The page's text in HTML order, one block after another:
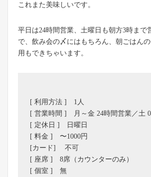
これまた美味しいです。
平日は24時間営業、土曜日も朝方3時まで
で、飲み会の〆にはもちろん、朝ごはん
用もできちゃいます。
[ 利用方法 ] 1人
[ 営業時間 ] 月～金 24時間営業／土
[ 定休日 ] 日曜日
[ 料金 ] 〜1000円
[カード] 不可
[ 座席 ] 8席（カウンターのみ）
[ 個室 ] 無